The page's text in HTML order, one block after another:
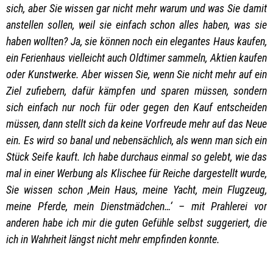
sich, aber Sie wissen gar nicht mehr warum und was Sie damit
anstellen sollen, weil sie einfach schon alles haben, was sie
haben wollten? Ja, sie können noch ein elegantes Haus kaufen,
ein Ferienhaus vielleicht auch Oldtimer sammeln, Aktien kaufen
oder Kunstwerke. Aber wissen Sie, wenn Sie nicht mehr auf ein
Ziel zufiebern, dafür kämpfen und sparen müssen, sondern
sich einfach nur noch für oder gegen den Kauf entscheiden
müssen, dann stellt sich da keine Vorfreude mehr auf das Neue
ein. Es wird so banal und nebensächlich, als wenn man sich ein
Stück Seife kauft. Ich habe durchaus einmal so gelebt, wie das
mal in einer Werbung als Klischee für Reiche dargestellt wurde,
Sie wissen schon ‚Mein Haus, meine Yacht, mein Flugzeug,
meine Pferde, mein Dienstmädchen…‘ – mit Prahlerei vor
anderen habe ich mir die guten Gefühle selbst suggeriert, die
ich in Wahrheit längst nicht mehr empfinden konnte.